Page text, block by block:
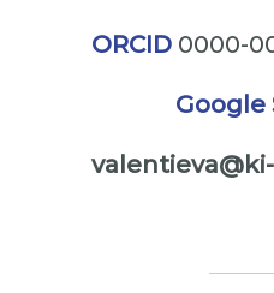
ORCID 0000-
Google